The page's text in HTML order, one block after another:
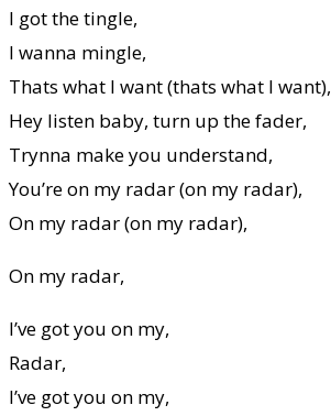
I got the tingle,
I wanna mingle,
Thats what I want (thats what I want),
Hey listen baby, turn up the fader,
Trynna make you understand,
You’re on my radar (on my radar),
On my radar (on my radar),
On my radar,
I’ve got you on my,
Radar,
I’ve got you on my,